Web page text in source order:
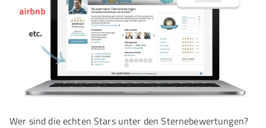
Wer sind die echten Stars unter den Sternebewertungen?